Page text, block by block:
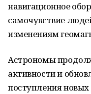
навигационное
самочувствие
изменениям
Астрономы
активности и
поступления